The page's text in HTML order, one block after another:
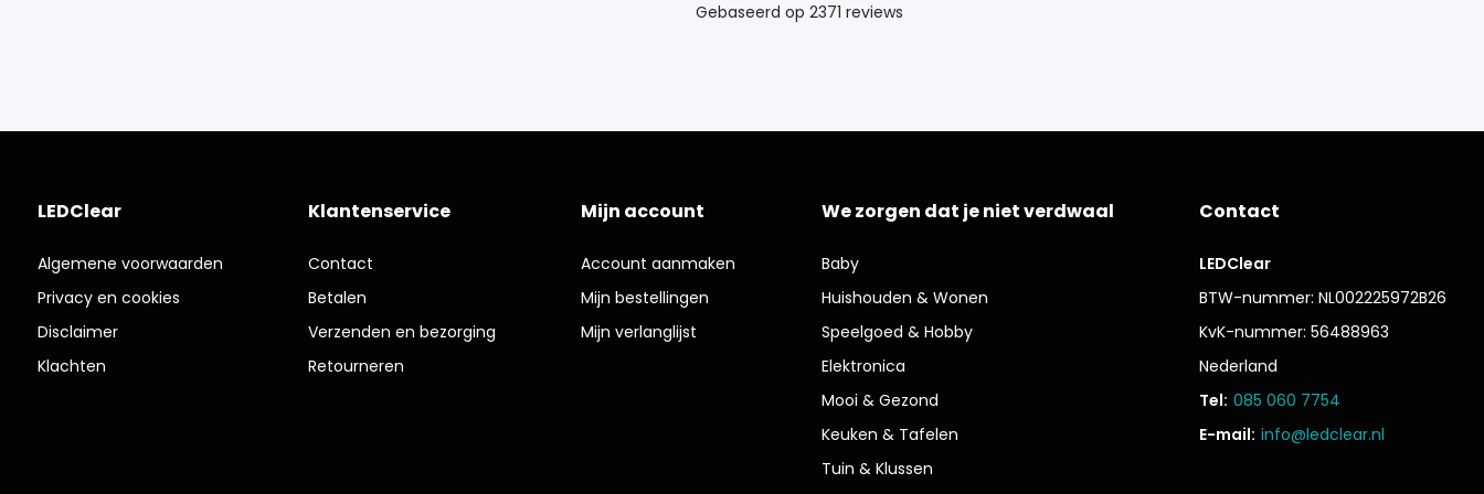
LEDClear
Algemene voorwaarden
Privacy en cookies
Disclaimer
Klachten
Klantenservice
Contact
Betalen
Verzenden en bezorging
Retourneren
Mijn account
Account aanmaken
Mijn bestellingen
Mijn verlanglijst
We zorgen dat je niet verdwaal
Baby
Huishouden & Wonen
Speelgoed & Hobby
Elektronica
Mooi & Gezond
Keuken & Tafelen
Tuin & Klussen
Contact
LEDClear
BTW-nummer: NL002225972B26
KvK-nummer: 56488963
Nederland
Tel: 085 060 7754
E-mail: info@ledclear.nl